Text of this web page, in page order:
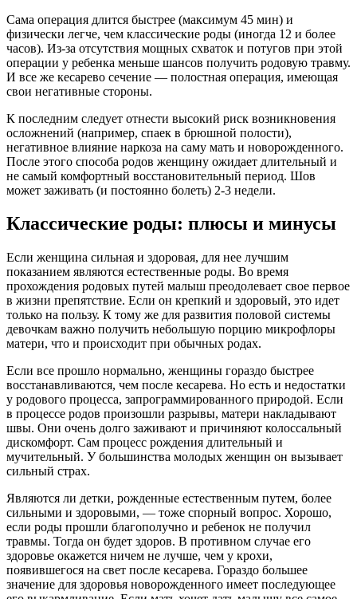
Сама операция длится быстрее (максимум 45 мин) и
физически легче, чем классические роды (иногда 12 и более
часов). Из-за отсутствия мощных схваток и потугов при этой
операции у ребенка меньше шансов получить родовую травму.
И все же кесарево сечение — полостная операция, имеющая
свои негативные стороны.
К последним следует отнести высокий риск возникновения
осложнений (например, спаек в брюшной полости),
негативное влияние наркоза на саму мать и новорожденного.
После этого способа родов женщину ожидает длительный и
не самый комфортный восстановительный период. Шов
может заживать (и постоянно болеть) 2-3 недели.
Классические роды: плюсы и минусы
Если женщина сильная и здоровая, для нее лучшим
показанием являются естественные роды. Во время
прохождения родовых путей малыш преодолевает свое первое
в жизни препятствие. Если он крепкий и здоровый, это идет
только на пользу. К тому же для развития половой системы
девочкам важно получить небольшую порцию микрофлоры
матери, что и происходит при обычных родах.
Если все прошло нормально, женщины гораздо быстрее
восстанавливаются, чем после кесарева. Но есть и недостатки
у родового процесса, запрограммированного природой. Если
в процессе родов произошли разрывы, матери накладывают
швы. Они очень долго заживают и причиняют колоссальный
дискомфорт. Сам процесс рождения длительный и
мучительный. У большинства молодых женщин он вызывает
сильный страх.
Являются ли детки, рожденные естественным путем, более
сильными и здоровыми, — тоже спорный вопрос. Хорошо,
если роды прошли благополучно и ребенок не получил
травмы. Тогда он будет здоров. В противном случае его
здоровье окажется ничем не лучше, чем у крохи,
появившегося на свет после кесарева. Гораздо большее
значение для здоровья новорожденного имеет последующее